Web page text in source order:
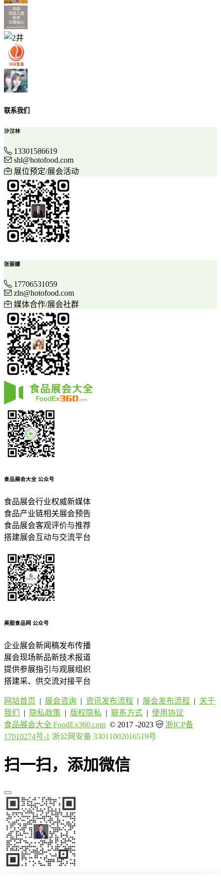
联系我们
沙汉林
13301586619
shl@hotofood.com
展位预定/展会活动
张丽娜
17706531059
zln@hotofood.com
媒体合作/展会社群
食品展会大全 公众号
食品展会行业权威新媒体
食品产业链相关展会预告
食品展会客观评价与推荐
搭建展会互动与交流平台
昊图食品网 公众号
企业展会新闻稿发布传播
展会现场新品新技术报道
提供参展指引与观展组织
搭建采、供交流对接平台
网站首页 | 展会咨询 | 资讯发布流程 | 展会发布流程 | 关于
我们
| 隐私政策 | 版权隐私 | 联系方式 | 使用协议
食品展会大全 FoodEx360.com © 2017 -2023
浙ICP备
17010274号-1 浙公网安备 33011002016519号
扫一扫，添加微信